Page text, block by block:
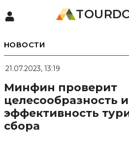
НОВОСТИ
21.07.2023, 13:19
Минфин проверит
целесообразность и
эффективность
сбора